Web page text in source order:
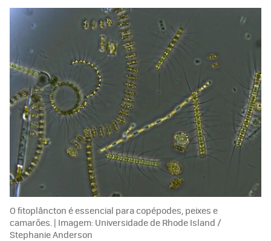
O fitoplâncton é essencial para copépodes, peixes e
camarões. | Imagem: Universidade de Rhode Island /
Stephanie Anderson